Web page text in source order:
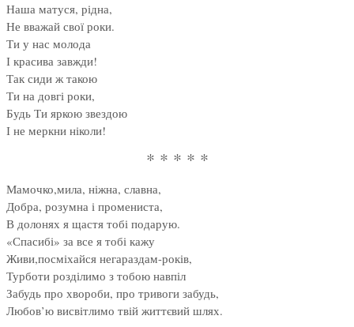
Наша матуся, рідна,
Не вважай свої роки.
Ти у нас молода
І красива завжди!
Так сиди ж такою
Ти на довгі роки,
Будь Ти яркою звездою
І не меркни ніколи!
* * * * *
Мамочко,мила, ніжна, славна,
Добра, розумна і промениста,
В долонях я щастя тобі подарую.
«Спасибі» за все я тобі кажу
Живи,посміхайся негараздам-років,
Турботи розділимо з тобою навпіл
Забудь про хвороби, про тривоги забудь,
Любов’ю висвітлимо твій життєвий шлях.